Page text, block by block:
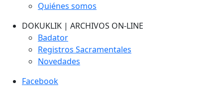
Quiénes somos
DOKUKLIK | ARCHIVOS ON-LINE
Badator
Registros Sacramentales
Novedades
Facebook